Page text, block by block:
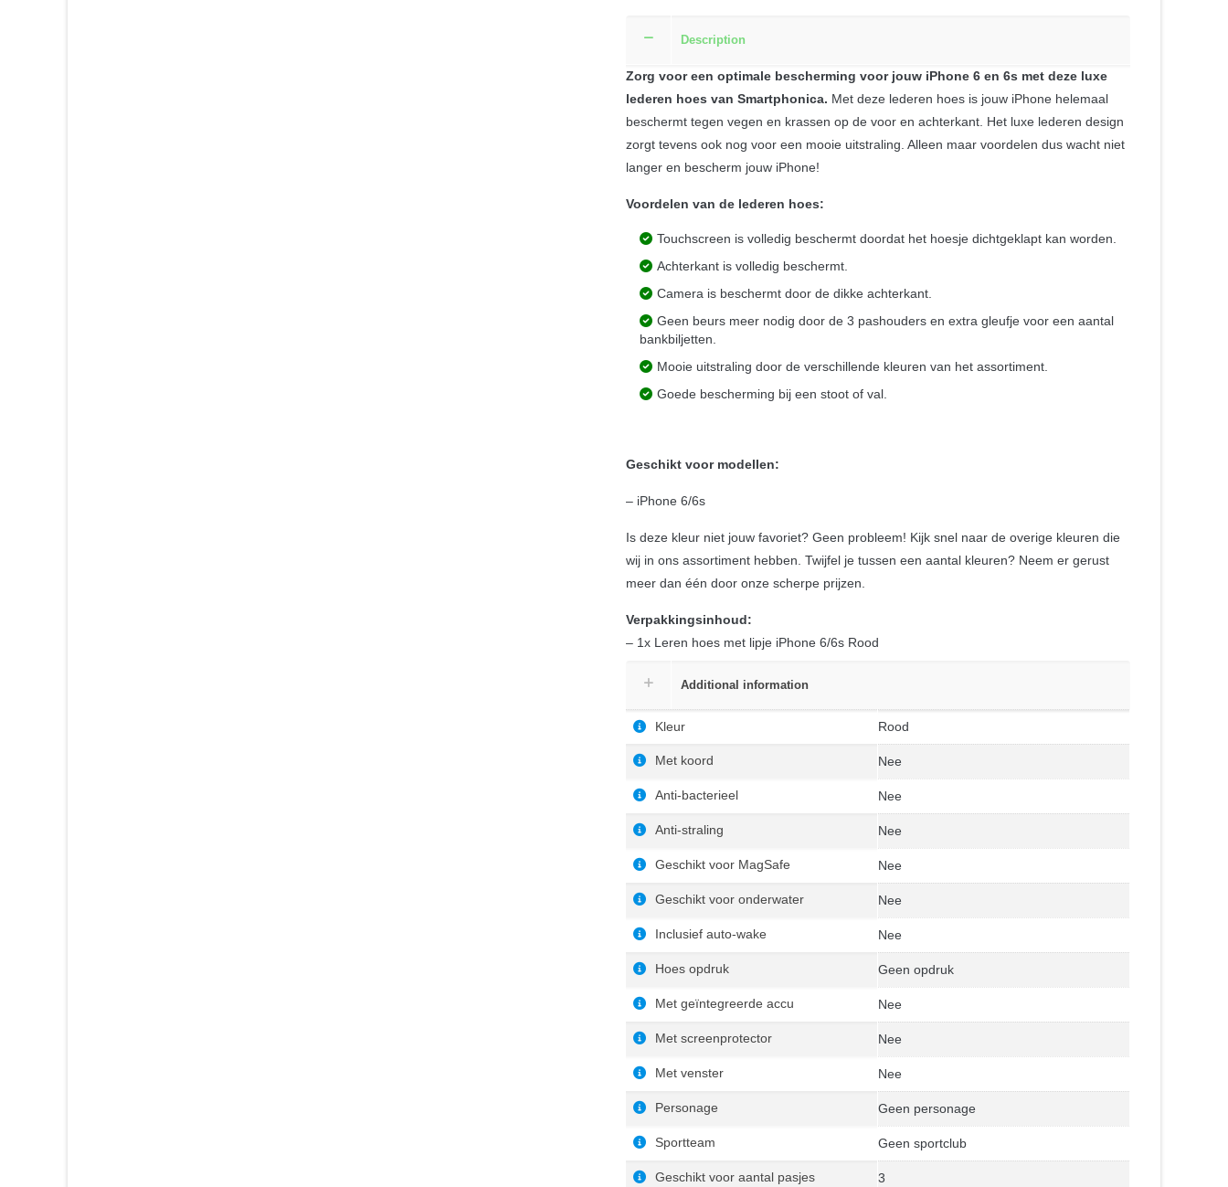
Description
Zorg voor een optimale bescherming voor jouw iPhone 6 en 6s met deze luxe
lederen hoes van Smartphonica. Met deze lederen hoes is jouw iPhone helemaal
beschermt tegen vegen en krassen op de voor en achterkant. Het luxe lederen design
zorgt tevens ook nog voor een mooie uitstraling. Alleen maar voordelen dus wacht niet
langer en bescherm jouw iPhone!
Voordelen van de lederen hoes:
Touchscreen is volledig beschermt doordat het hoesje dichtgeklapt kan worden.
Achterkant is volledig beschermt.
Camera is beschermt door de dikke achterkant.
Geen beurs meer nodig door de 3 pashouders en extra gleufje voor een aantal
bankbiljetten.
Mooie uitstraling door de verschillende kleuren van het assortiment.
Goede bescherming bij een stoot of val.
Geschikt voor modellen:
– iPhone 6/6s
Is deze kleur niet jouw favoriet? Geen probleem! Kijk snel naar de overige kleuren die
wij in ons assortiment hebben. Twijfel je tussen een aantal kleuren? Neem er gerust
meer dan één door onze scherpe prijzen.
Verpakkingsinhoud:
– 1x Leren hoes met lipje iPhone 6/6s Rood
Additional information
Kleur Rood
Met koord Nee
Anti-bacterieel Nee
Anti-straling Nee
Geschikt voor MagSafe Nee
Geschikt voor onderwater Nee
Inclusief auto-wake Nee
Hoes opdruk Geen opdruk
Met geïntegreerde accu Nee
Met screenprotector Nee
Met venster Nee
Personage Geen personage
Sportteam Geen sportclub
Geschikt voor aantal pasjes 3